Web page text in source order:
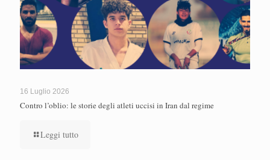
16 Luglio 2026
Contro l’oblio: le storie degli atleti uccisi in Iran dal regime
Leggi tutto